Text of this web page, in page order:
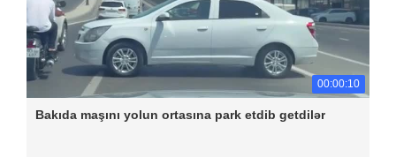
00:00:10
Bakıda maşını yolun ortasına park etdib getdilər